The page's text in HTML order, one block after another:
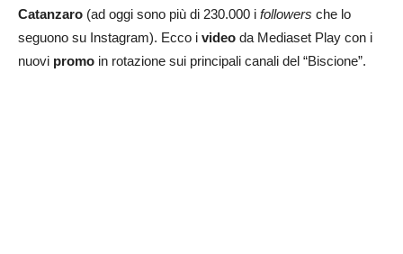
Catanzaro (ad oggi sono più di 230.000 i followers che lo
seguono su Instagram). Ecco i video da Mediaset Play con i
nuovi promo in rotazione sui principali canali del “Biscione”.